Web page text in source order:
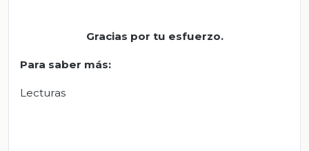
Gracias por tu esfuerzo.
Para saber más:
Lecturas